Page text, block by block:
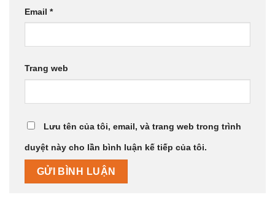
Email *
Trang web
Lưu tên của tôi, email, và trang web trong trình
duyệt này cho lần bình luận kế tiếp của tôi.